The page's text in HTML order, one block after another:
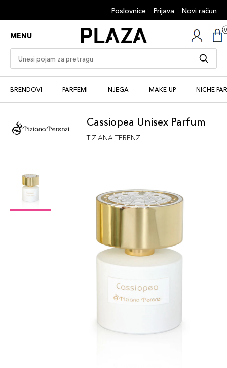
Poslovnice Prijava Novi račun
MENU
BRENDOVI PARFEMI NJEGA MAKE-UP NICHE
Cassiopea Unisex Parfum
TIZIANA TERENZI